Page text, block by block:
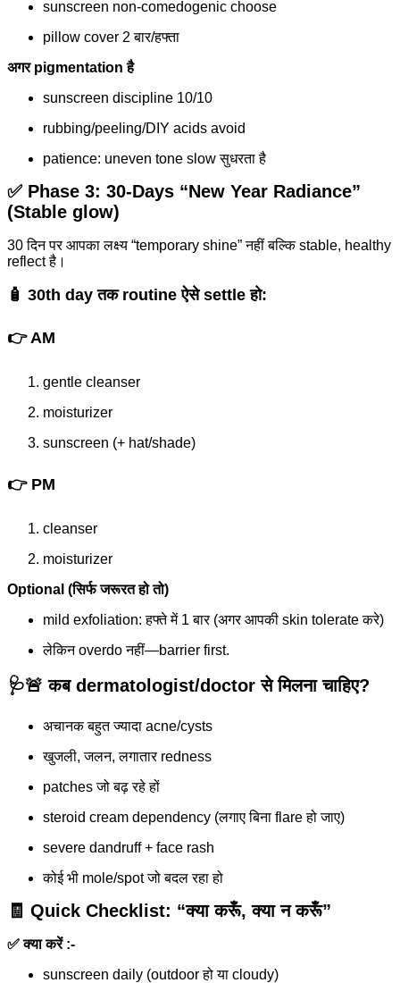
sunscreen non-comedogenic choose
pillow cover 2 बार/हफ्ता
अगर pigmentation है
sunscreen discipline 10/10
rubbing/peeling/DIY acids avoid
patience: uneven tone slow सुधरता है
✅ Phase 3: 30-Days “New Year Radiance”
(Stable glow)
30 दिन पर आपका लक्ष्य “temporary shine” नहीं बल्कि stable, healthy
reflect है।
🧴 30th day तक routine ऐसे settle हो:
👉 AM
gentle cleanser
moisturizer
sunscreen (+ hat/shade)
👉 PM
cleanser
moisturizer
Optional (सिर्फ जरूरत हो तो)
mild exfoliation: हफ्ते में 1 बार (अगर आपकी skin tolerate करे)
लेकिन overdo नहीं—barrier first.
🩺🚨 कब dermatologist/doctor से मिलना चाहिए?
अचानक बहुत ज्यादा acne/cysts
खुजली, जलन, लगातार redness
patches जो बढ़ रहे हों
steroid cream dependency (लगाए बिना flare हो जाए)
severe dandruff + face rash
कोई भी mole/spot जो बदल रहा हो
🧾 Quick Checklist: “क्या करूँ, क्या न करूँ”
✅ क्या करें :-
sunscreen daily (outdoor हो या cloudy)